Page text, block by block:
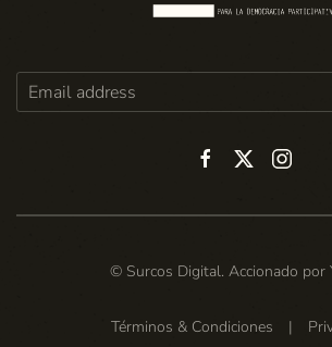
© Surcos Digital. Accionado por
Términos & Condiciones |